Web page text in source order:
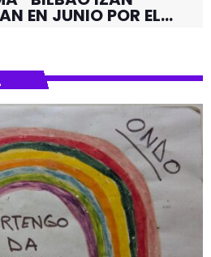
EN JUNIO POR EL